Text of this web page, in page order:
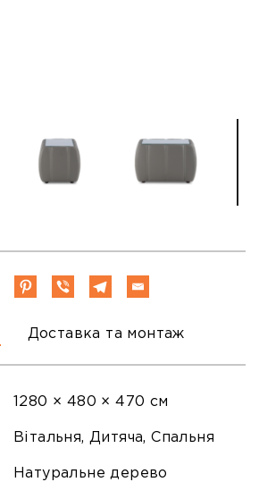
Доставка та монтаж
1280 × 480 × 470 см
Вітальня, Дитяча, Спальня
Натуральне дерево